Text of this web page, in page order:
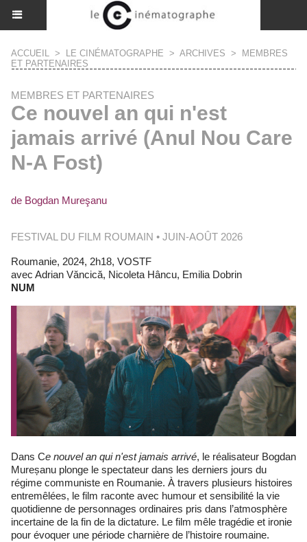
ACCUEIL > LE CINÉMATOGRAPHE > ARCHIVES >
MEMBRES
ET PARTENAIRES
MEMBRES ET PARTENAIRES
Ce nouvel an qui n'est
jamais arrivé (Anul Nou Care
N-A Fost)
de Bogdan Mureşanu
FESTIVAL DU FILM ROUMAIN • JUIN-AOÛT 2026
Roumanie, 2024, 2h18, VOSTF
avec Adrian Văncică, Nicoleta Hâncu, Emilia Dobrin
NUM
Dans Ce nouvel an qui n'est jamais arrivé, le réalisateur Bogdan
Mureșanu plonge le spectateur dans les derniers jours du
régime communiste en Roumanie. À travers plusieurs histoires
entremêlées, le film raconte avec humour et sensibilité la vie
quotidienne de personnages ordinaires pris dans l’atmosphère
incertaine de la fin de la dictature. Le film mêle tragédie et ironie
pour évoquer une période charnière de l’histoire roumaine.